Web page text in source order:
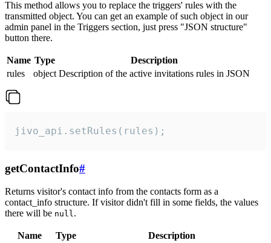
This method allows you to replace the triggers' rules with the
transmitted object. You can get an example of such object in our
admin panel in the Triggers section, just press "JSON structure"
button there.
Name Type
Description
rules
object Description of the active invitations rules in JSON
jivo_api.setRules(rules);
getContactInfo#
Returns visitor's contact info from the contacts form as a
contact_info structure. If visitor didn't fill in some fields, the values
there will be null.
Name Type
Description